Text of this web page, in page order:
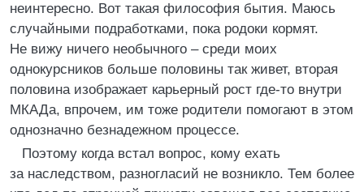
неинтересно. Вот такая философия бытия. Маюсь
случайными подработками, пока родоки кормят.
Не вижу ничего необычного – среди моих
однокурсников больше половины так живет, вторая
половина изображает карьерный рост где-то внутри
МКАДа, впрочем, им тоже родители помогают в этом
однозначно безнадежном процессе.
Поэтому когда встал вопрос, кому ехать
за наследством, разногласий не возникло. Тем более